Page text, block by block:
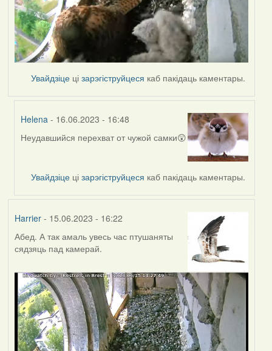
Увайдзіце цізарэгіструйцеся каб пакідаць каментары.
Helena - 16.06.2023 - 16:48
In
Неудавшийся перехват от чужой самки😲
Увайдзіце цізарэгіструйцеся каб пакідаць каментары.
Harrier- 15.06.2023 - 16:22
Абед. А так амаль увесь час птушаняты
сядзяць пад камерай.